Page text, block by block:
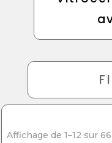
Affichage de 1–12 sur